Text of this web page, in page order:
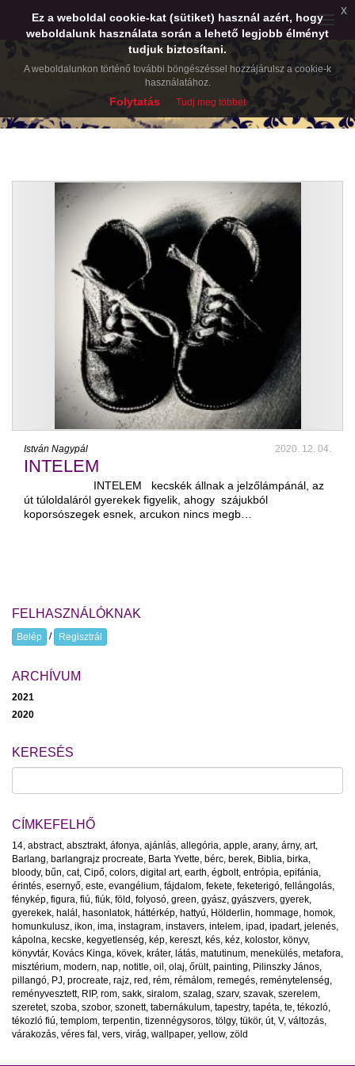
Toggle
István Nagypál 2020. 12. 04.
INTELEM
INTELEM kecskék állnak a jelzőlámpánál, az
út túloldaláról gyerekek figyelik, ahogy szájukból
koporsószegek esnek, arcukon nincs megb…
FELHASZNÁLÓKNAK
Belép / Regisztrál
ARCHÍVUM
2021
2020
KERESÉS
CÍMKEFELHŐ
14, abstract, absztrakt, áfonya, ajánlás, allegória, apple, arany, árny, art,
Barlang, barlangrajz procreate, Barta Yvette, bérc, berek, Biblia, birka,
bloody, bűn, cat, Cipő, colors, digital art, earth, égbolt, entrópia, epifánia,
érintés, esernyő, este, evangélium, fájdalom, fekete, feketerigó, fellángolás,
fénykép, figura, fiú, fiúk, föld , folyosó, green, gyász, gyászvers, gyerek,
gyerekek, halál , hasonlatok, háttérkép, hattyú, Hölderlin, hommage, homok,
homunkulusz, ikon, ima, instagram, instavers, intelem, ipad , ipadart, jelenés,
kápolna, kecske, kegyetlenség, kép, kereszt, kés, kéz, kolostor, könyv,
könyvtár, Kovács Kinga, kövek, kráter, látás, matutinum, menekülés, metafora,
misztérium, modern, nap, notitle, oil , olaj, őrült, painting, Pilinszky János,
pillangó, PJ, procreate, rajz, red , rém, rémálom, remegés, reménytelenség,
reményvesztett, RIP, rom, sakk, siralom, szalag, szarv, szavak, szerelem,
szeretet, szoba, szobor, szonett, tabernákulum, tapestry, tapéta, te, tékozló,
tékozló fiú, templom, terpentin, tizennégysoros, tölgy, tükör, út, V, változás,
várakozás, véres fal , vers, virág, wallpaper, yellow, zöld
Ez a weboldal cookie-kat (sütiket) használ azért, hogy
weboldalunk használata során a lehető legjobb élményt
tudjuk biztosítani.
A weboldalunkon történő további böngészéssel hozzájárulsz a cookie-k
használatához.
Folytatás Tudj meg többet
x